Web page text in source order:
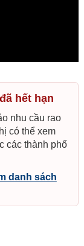
hết hạn
nhu cầu rao
có thể xem
các thành phố
danh sách